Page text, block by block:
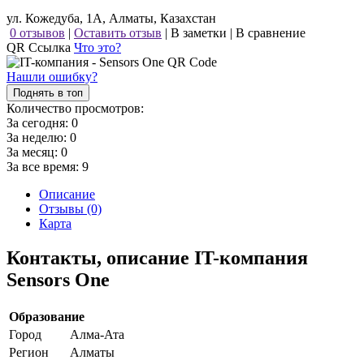
ул. Кожедуба, 1А, Алматы, Казахстан
0 отзывов | Оставить отзыв | В заметки | В сравнение
QR Ссылка Что это?
Нашли ошибку?
Поднять в топ
Количество просмотров:
За сегодня: 0
За неделю: 0
За месяц: 0
За все время: 9
Описание
Отзывы (0)
Карта
Контакты, описание IT-компания
Sensors One
Образование
Город
Алма-Ата
Регион
Алматы